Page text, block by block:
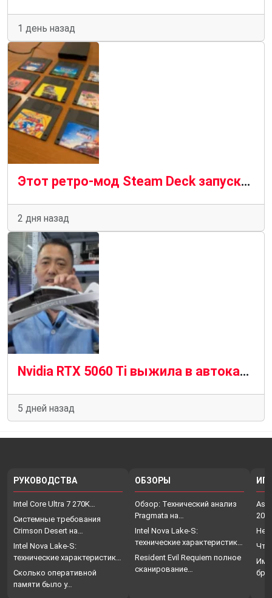
1 день назад
Этот ретро-мод Steam Deck запускает игру с помощью дискет
2 дня назад
Nvidia RTX 5060 Ti выжила в автокатастрофе и выжила, чтобы рассказать об этом
5 дней назад
РУКОВОДСТВА
Intel Core Ultra 7 270K…
Системные требования
Crimson Desert на…
Intel Nova Lake-S:
технические характеристики,
…
Сколько оперативной
памяти было у…
ОБЗОРЫ
Обзор: Технический анализ
Pragmata на…
Intel Nova Lake-S:
технические характеристики,
…
Resident Evil Requiem полное
сканирование…
Что